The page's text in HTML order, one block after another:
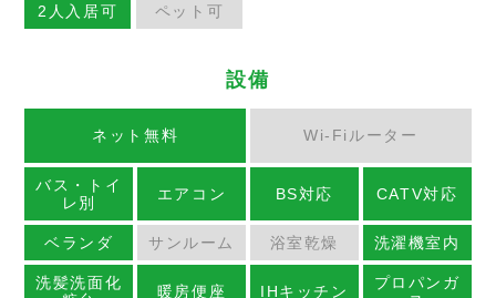
2人入居可 ペット可
設備
ネット無料 Wi-Fiルーター
バス・トイ
レ別
エアコン BS対応 CATV対応
ベランダ サンルーム 浴室乾燥 洗濯機室内
洗髪洗面化
暖房便座 IHキッチン
プロパンガ